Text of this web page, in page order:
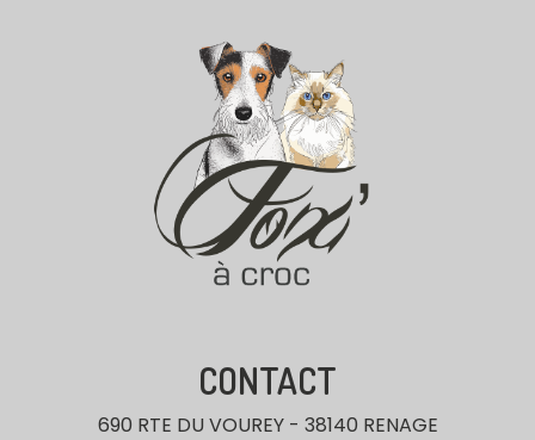
CONTACT
690 RTE DU VOUREY - 38140 RENAGE